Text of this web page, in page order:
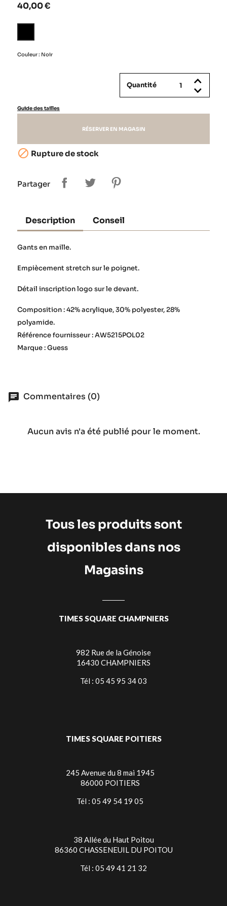
40,00 €
Couleur : Noir
Quantité
Guide des tailles
RÉSERVER EN MAGASIN
 Rupture de stock
Partager
Description Conseil
Gants en maille.
Empiècement stretch sur le poignet.
Détail inscription logo sur le devant.
Composition : 42% acrylique, 30% polyester, 28%
polyamide.
Référence fournisseur : AW5215POL02
Marque : Guess
Commentaires (0)
Aucun avis n'a été publié pour le moment.
Tous les produits sont
disponibles dans nos
Magasins
TIMES SQUARE CHAMPNIERS
982 Rue de la Génoise
16430 CHAMPNIERS
Tél : 05 45 95 34 03
TIMES SQUARE POITIERS
245 Avenue du 8 mai 1945
86000 POITIERS
Tél : 05 49 54 19 05
38 Allée du Haut Poitou
86360 CHASSENEUIL DU POITOU
Tél : 05 49 41 21 32